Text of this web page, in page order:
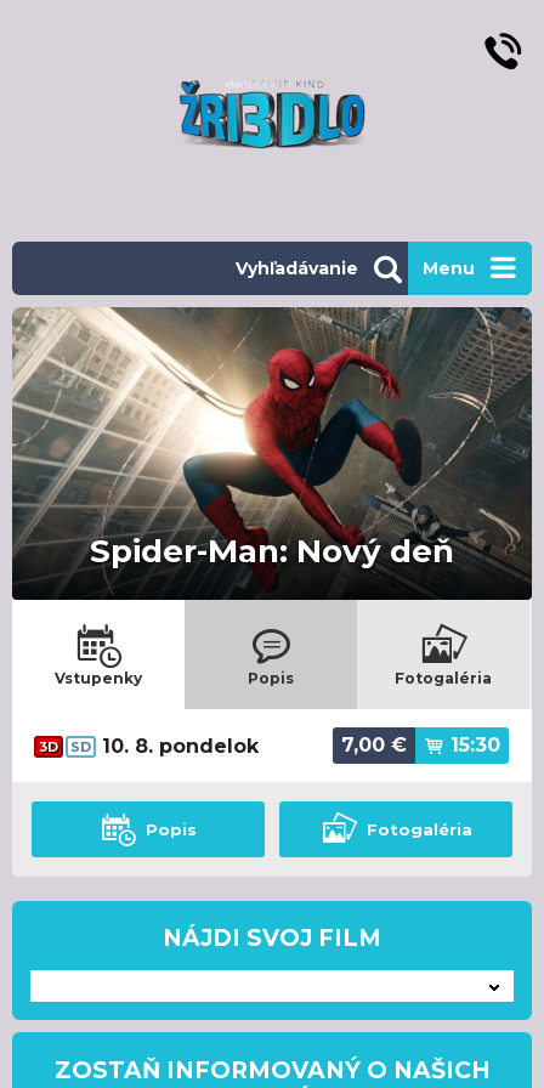
Menu
Vyhľadávanie
Spider-Man: Nový deň
Vstupenky Popis Fotogaléria
3D SD 10. 8. pondelok 7,00 € 15:30
Popis Fotogaléria
NÁJDI SVOJ FILM
ZOSTAŇ INFORMOVANÝ O NAŠICH